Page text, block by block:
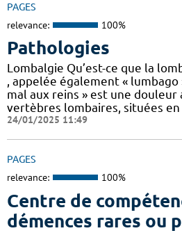
PAGES
relevance: 100%
Pathologies
Lombalgie Qu’est-ce que la
, appelée également « lumbago
mal aux reins » est une douleur
vertèbres lombaires, situées en
24/01/2025 11:49
PAGES
relevance: 100%
Centre de
démences rares ou